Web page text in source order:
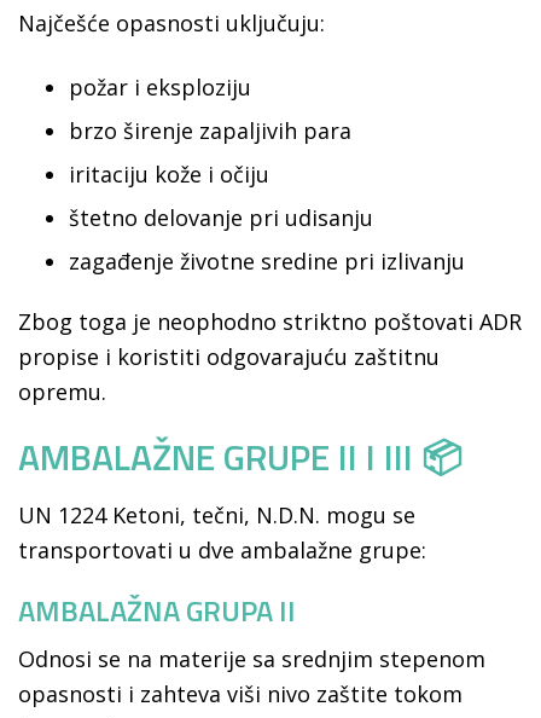
Najčešće opasnosti uključuju:
požar i eksploziju
brzo širenje zapaljivih para
iritaciju kože i očiju
štetno delovanje pri udisanju
zagađenje životne sredine pri izlivanju
Zbog toga je neophodno striktno poštovati ADR
propise i koristiti odgovarajuću zaštitnu
opremu.
AMBALAŽNE GRUPE II I III 📦
UN 1224 Ketoni, tečni, N.D.N. mogu se
transportovati u dve ambalažne grupe:
AMBALAŽNA GRUPA II
Odnosi se na materije sa srednjim stepenom
opasnosti i zahteva viši nivo zaštite tokom